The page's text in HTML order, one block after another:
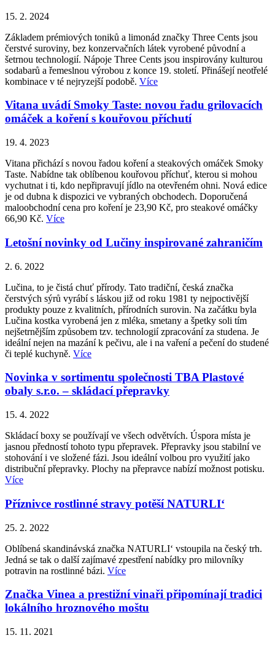
15. 2. 2024
Základem prémiových toniků a limonád značky Three Cents jsou
čerstvé suroviny, bez konzervačních látek vyrobené původní a
šetrnou technologií. Nápoje Three Cents jsou inspirovány kulturou
sodabarů a řemeslnou výrobou z konce 19. století. Přinášejí neotřelé
kombinace v té nejryzejší podobě. Více
Vitana uvádí Smoky Taste: novou řadu grilovacích
omáček a koření s kouřovou příchutí
19. 4. 2023
Vitana přichází s novou řadou koření a steakových omáček Smoky
Taste. Nabídne tak oblíbenou kouřovou příchuť, kterou si mohou
vychutnat i ti, kdo nepřipravují jídlo na otevřeném ohni. Nová edice
je od dubna k dispozici ve vybraných obchodech. Doporučená
maloobchodní cena pro koření je 23,90 Kč, pro steakové omáčky
66,90 Kč. Více
Letošní novinky od Lučiny inspirované zahraničím
2. 6. 2022
Lučina, to je čistá chuť přírody. Tato tradiční, česká značka
čerstvých sýrů vyrábí s láskou již od roku 1981 ty nejpoctivější
produkty pouze z kvalitních, přírodních surovin. Na začátku byla
Lučina kostka vyrobená jen z mléka, smetany a špetky soli tím
nejšetrnějším způsobem tzv. technologií zpracování za studena. Je
ideální nejen na mazání k pečivu, ale i na vaření a pečení do studené
či teplé kuchyně. Více
Novinka v sortimentu společnosti TBA Plastové
obaly s.r.o. – skládací přepravky
15. 4. 2022
Skládací boxy se používají ve všech odvětvích. Úspora místa je
jasnou předností tohoto typu přepravek. Přepravky jsou stabilní ve
stohování i ve složené fázi. Jsou ideální volbou pro využití jako
distribuční přepravky. Plochy na přepravce nabízí možnost potisku.
Více
Příznivce rostlinné stravy potěší NATURLI‘
25. 2. 2022
Oblíbená skandinávská značka NATURLI‘ vstoupila na český trh.
Jedná se tak o další zajímavé zpestření nabídky pro milovníky
potravin na rostlinné bázi. Více
Značka Vinea a prestižní vinaři připomínají tradici
lokálního hroznového moštu
15. 11. 2021